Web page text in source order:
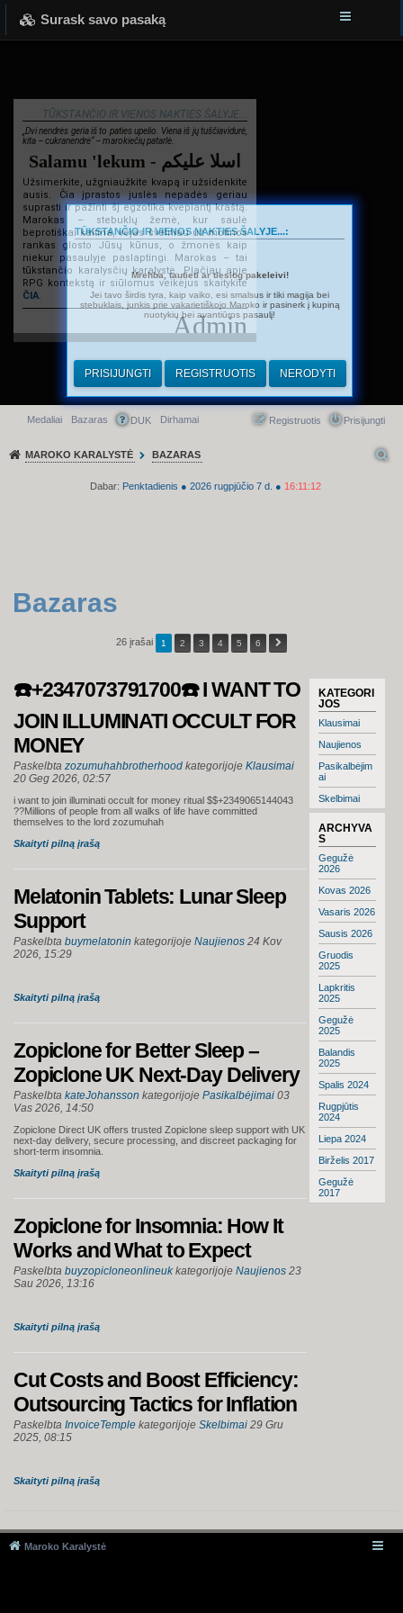
Surask savo pasaką
TŪKSTANČIO IR VIENOS NAKTIES ŠALYJE...
„Dvi nendrės geria iš to paties upelio. Viena iš jų tuščiavidurė,
kita – cukranendrė“ – marokiečių patarlė.
Salamu 'lekum - اسلا عليكم
Užsimerkite, užgniaužkite kvapą ir užsidenkite
ausis. Čia įprastos juslės nepadės geriau
suprasti ir pažinti šį egzotika kvepiantį kraštą.
Marokas – stebuklų žemė, kur saulė
beprotiškai kaitina, vėjas švelniau už motinos
rankas glosto Jūsų kūnus, o žmonės kaip
niekur pasaulyje paslaptingi. Marokas – tai
tūkstančio karalysčių karalystė. Plačiau apie
RPG kontekstą ir siūlomus veikėjus skaitykite
ČIA.
Admin
Greitasis meniu
Medaliai Bazaras DUK Dirhamai Prisijungti
Registruotis
MAROKO KARALYSTĖ BAZARAS
Dabar: Penktadienis ● 2026 rugpjūčio 7 d. ● 16:11:13
TŪKSTANČIO IR VIENOS NAKTIES ŠALYJE...:
Mrehba, tautieti ar tiesiog pakeleivi!
Jei tavo širdis tyra, kaip vaiko, esi smalsus ir tiki magija bei
stebuklais, junkis prie vakarietiškojo Maroko ir pasinerk į kupiną
nuotykių bei avantiūros pasaulį!
PRISIJUNGTI REGISTRUOTIS NERODYTI
Bazaras
26 įrašai 1 2 3 4 5 6
KATEGORI
JOS
Klausimai
Naujienos
Pasikalbėjim
ai
Skelbimai
ARCHYVA
S
Gegužė
2026
Kovas 2026
Vasaris 2026
Sausis 2026
Gruodis
2025
Lapkritis
2025
Gegužė
2025
Balandis
2025
Spalis 2024
Rugpjūtis
2024
Liepa 2024
Birželis 2017
Gegužė
2017
☎️+2347073791700☎️ I WANT TO
JOIN ILLUMINATI OCCULT FOR
MONEY
Paskelbta zozumuhahbrotherhood kategorijoje Klausimai
20 Geg 2026, 02:57
i want to join illuminati occult for money ritual $$+2349065144043
??Millions of people from all walks of life have committed
themselves to the lord zozumuhah
Skaityti pilną įrašą
Melatonin Tablets: Lunar Sleep
Support
Paskelbta buymelatonin kategorijoje Naujienos 24 Kov
2026, 15:29
Skaityti pilną įrašą
Zopiclone for Better Sleep –
Zopiclone UK Next-Day Delivery
Paskelbta kateJohansson kategorijoje Pasikalbėjimai 03
Vas 2026, 14:50
Zopiclone Direct UK offers trusted Zopiclone sleep support with UK
next-day delivery, secure processing, and discreet packaging for
short-term insomnia.
Skaityti pilną įrašą
Zopiclone for Insomnia: How It
Works and What to Expect
Paskelbta buyzopicloneonlineukkategorijoje Naujienos 23
Sau 2026, 13:16
Skaityti pilną įrašą
Cut Costs and Boost Efficiency:
Outsourcing Tactics for Inflation
Paskelbta InvoiceTemple kategorijoje Skelbimai 29 Gru
2025, 08:15
Skaityti pilną įrašą
Maroko Karalystė